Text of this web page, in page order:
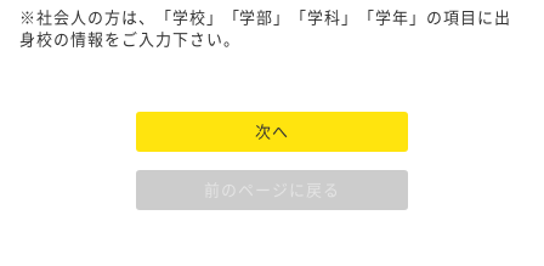
※社会人の方は、「学校」「学部」「学科」「学年」の項目に出
身校の情報をご入力下さい。
次へ
前のページに戻る